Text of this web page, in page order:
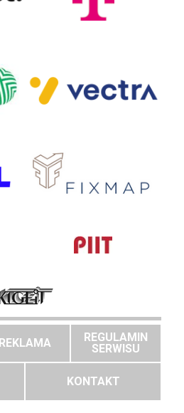
REKLAMA
REGULAMIN
SERWISU
KONTAKT